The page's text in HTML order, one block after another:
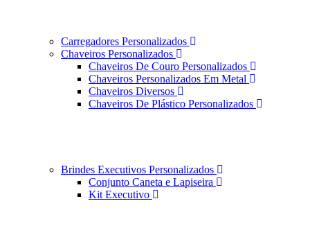
Carregadores Personalizados
Chaveiros Personalizados
Chaveiros De Couro Personalizados
Chaveiros Personalizados Em Metal
Chaveiros Diversos
Chaveiros De Plástico Personalizados
Brindes Executivos Personalizados
Conjunto Caneta e Lapiseira
Kit Executivo